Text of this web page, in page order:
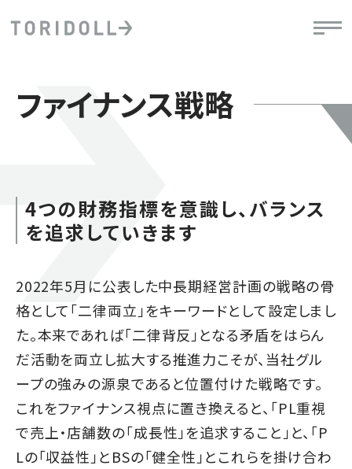
ファイナンス戦略
4つの財務指標を意識し、バランス
を追求していきます
2022年5月に公表した中長期経営計画の戦略の骨
格として「二律両立」をキーワードとして設定しまし
た。本来であれば「二律背反」となる矛盾をはらん
だ活動を両立し拡大する推進力こそが、当社グル
ープの強みの源泉であると位置付けた戦略です。
これをファイナンス視点に置き換えると、「PL重視
で売上・店舗数の「成長性」を追求すること」と、「P
Lの「収益性」とBSの「健全性」とこれらを掛け合わ